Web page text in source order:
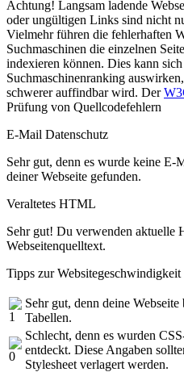
Achtung! Langsam ladende
oder ungültigen Links sind nicht
Vielmehr führen die fehlerhaften
Suchmaschinen die einzelnen
indexieren können. Dies kann
Suchmaschinenranking
schwerer auffindbar wird. Der
Prüfung von Quellcodefehlern
E-Mail Datenschutz
Sehr gut, denn es wurde keine
deiner Webseite gefunden.
Veraltetes HTML
Sehr gut! Du verwenden aktuelle
Webseitenquelltext.
Tipps zur Websitegeschwindigkeit
Sehr gut, denn deine
Tabellen.
Schlecht, denn es wurden
entdeckt. Diese Angaben
Stylesheet verlagert werden.